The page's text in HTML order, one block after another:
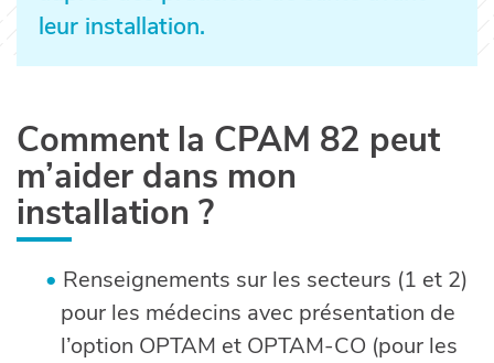
leur installation.
Comment la CPAM 82 peut
m’aider dans mon
installation ?
Renseignements sur les secteurs (1 et 2)
pour les médecins avec présentation de
l’option OPTAM et OPTAM-CO (pour les